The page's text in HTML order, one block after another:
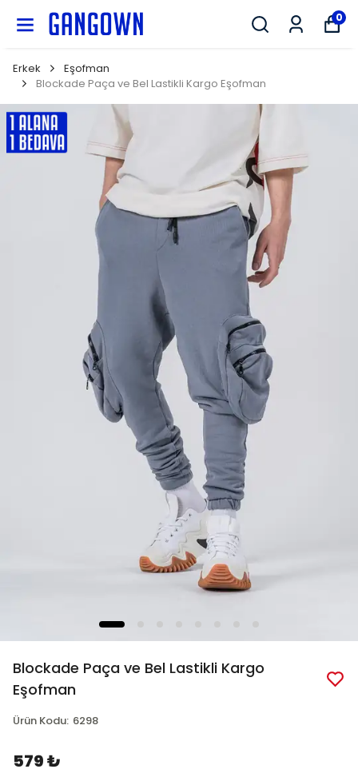
0
Erkek
Eşofman
Blockade Paça ve Bel Lastikli Kargo Eşofman
Blockade Paça ve Bel Lastikli Kargo
Eşofman
Ürün Kodu: 6298
579 ₺